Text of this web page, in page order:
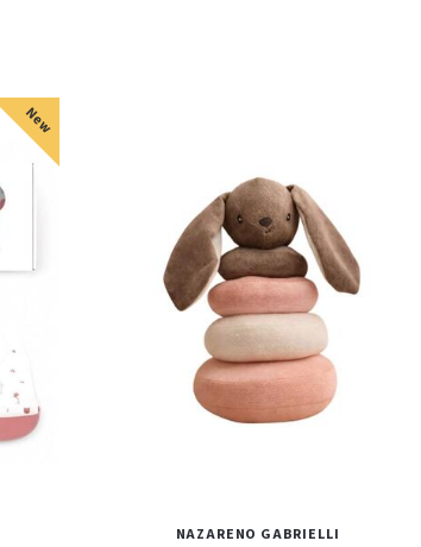
New
NAZARENO GABRIELLI